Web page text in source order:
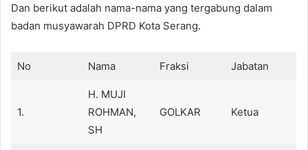
Dan berikut adalah nama-nama yang tergabung dalam
badan musyawarah DPRD Kota Serang.
No Nama Fraksi Jabatan
1.
H. MUJI
ROHMAN,
SH
GOLKAR Ketua